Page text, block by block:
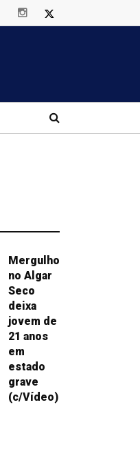
Mergulho
no Algar
Seco
deixa
jovem de
21 anos
em
estado
grave
(c/Vídeo)